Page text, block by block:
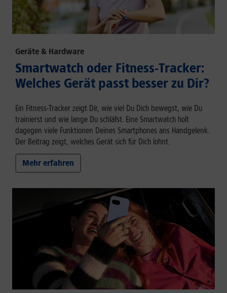
Geräte & Hardware
Smartwatch oder Fitness-Tracker:
Welches Gerät passt besser zu Dir?
Ein Fitness-Tracker zeigt Dir, wie viel Du Dich bewegst, wie Du
trainierst und wie lange Du schläfst. Eine Smartwatch holt
dagegen viele Funktionen Deines Smartphones ans Handgelenk.
Der Beitrag zeigt, welches Gerät sich für Dich lohnt.
Mehr erfahren